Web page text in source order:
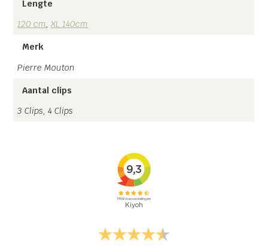
Lengte
120 cm,XL 140cm
Merk
Pierre Mouton
Aantal clips
3 Clips, 4 Clips